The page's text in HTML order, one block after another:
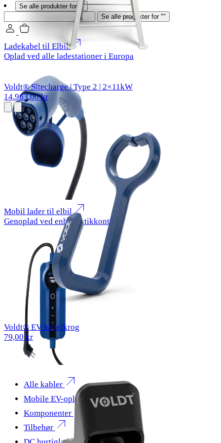
Se alle produkter for ""
Se alle produkter for ""
Ladekabel til Elbil
Oplad ved alle ladestationer i Europa
Mobil lader til elbil
Genoplad ved enhver stikkontakt
Alle kabler
Mobile EV-opladere
Komponenter
Tilbehør
Voldt® Sitecharge | Type 2 | 2×11kW
14.963,00 kr
Voldt® EV kabelkrog
79,00 kr